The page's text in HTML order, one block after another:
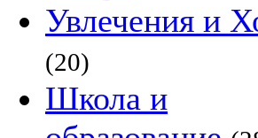
Увлечения и
(20)
Школа и